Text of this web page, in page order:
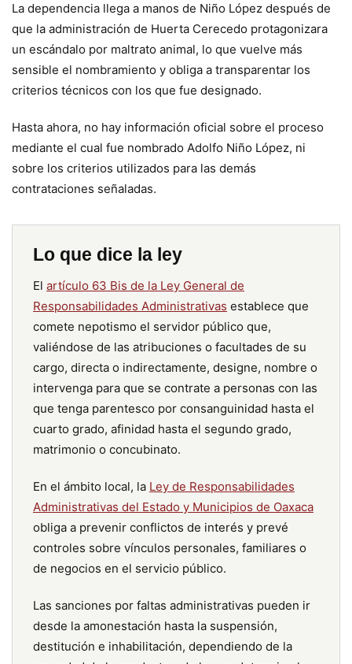
La dependencia llega a manos de Niño López después de
que la administración de Huerta Cerecedo protagonizara
un escándalo por maltrato animal, lo que vuelve más
sensible el nombramiento y obliga a transparentar los
criterios técnicos con los que fue designado.
Hasta ahora, no hay información oficial sobre el proceso
mediante el cual fue nombrado Adolfo Niño López, ni
sobre los criterios utilizados para las demás
contrataciones señaladas.
Lo que dice la ley
El artículo 63 Bis de la Ley General de
Responsabilidades Administrativas establece que
comete nepotismo el servidor público que,
valiéndose de las atribuciones o facultades de su
cargo, directa o indirectamente, designe, nombre o
intervenga para que se contrate a personas con las
que tenga parentesco por consanguinidad hasta el
cuarto grado, afinidad hasta el segundo grado,
matrimonio o concubinato.
En el ámbito local, la Ley de Responsabilidades
Administrativas del Estado y Municipios de Oaxaca
obliga a prevenir conflictos de interés y prevé
controles sobre vínculos personales, familiares o
de negocios en el servicio público.
Las sanciones por faltas administrativas pueden ir
desde la amonestación hasta la suspensión,
destitución e inhabilitación, dependiendo de la